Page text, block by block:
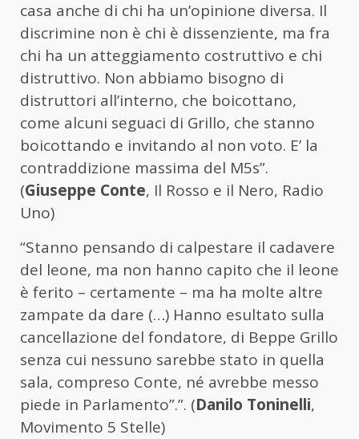
casa anche di chi ha un’opinione diversa. Il
discrimine non è chi è dissenziente, ma fra
chi ha un atteggiamento costruttivo e chi
distruttivo. Non abbiamo bisogno di
distruttori all’interno, che boicottano,
come alcuni seguaci di Grillo, che stanno
boicottando e invitando al non voto. E’ la
contraddizione massima del M5s”.
(Giuseppe Conte, Il Rosso e il Nero, Radio
Uno)
“Stanno pensando di calpestare il cadavere
del leone, ma non hanno capito che il leone
è ferito – certamente – ma ha molte altre
zampate da dare (…) Hanno esultato sulla
cancellazione del fondatore, di Beppe Grillo
senza cui nessuno sarebbe stato in quella
sala, compreso Conte, né avrebbe messo
piede in Parlamento”.”. (Danilo Toninelli,
Movimento 5 Stelle)